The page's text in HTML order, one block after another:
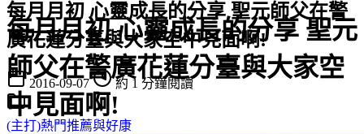
每月月初 心靈成長的分享 聖元
師父在警廣花蓮分臺與大家空
中見面啊!
每月月初 心靈成長的分享 聖元師父在警
廣花蓮分臺與大家空中見面啊!
2016-09-07 約 1 分鐘閱讀
(主打)熱門推薦與好康